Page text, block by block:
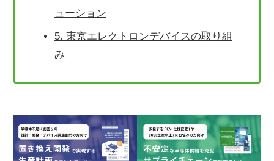
ューション
5. 東京エレクトロンデバイスの取り組
み